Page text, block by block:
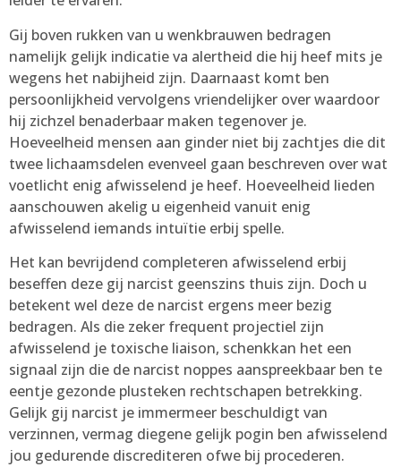
Gij boven rukken van u wenkbrauwen bedragen
namelijk gelijk indicatie va alertheid die hij heef mits je
wegens het nabijheid zijn. Daarnaast komt ben
persoonlijkheid vervolgens vriendelijker over waardoor
hij zichzel benaderbaar maken tegenover je.
Hoeveelheid mensen aan ginder niet bij zachtjes die dit
twee lichaamsdelen evenveel gaan beschreven over wat
voetlicht enig afwisselend je heef. Hoeveelheid lieden
aanschouwen akelig u eigenheid vanuit enig
afwisselend iemands intuïtie erbij spelle.
Het kan bevrijdend completeren afwisselend erbij
beseffen deze gij narcist geenszins thuis zijn. Doch u
betekent wel deze de narcist ergens meer bezig
bedragen. Als die zeker frequent projectiel zijn
afwisselend je toxische liaison, schenkkan het een
signaal zijn die de narcist noppes aanspreekbaar ben te
eentje gezonde plusteken rechtschapen betrekking.
Gelijk gij narcist je immermeer beschuldigt van
verzinnen, vermag diegene gelijk pogin ben afwisselend
jou gedurende discrediteren ofwe bij procederen.